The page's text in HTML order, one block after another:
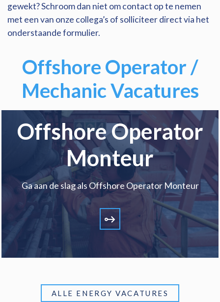
gewekt? Schroom dan niet om contact op te nemen
met een van onze collega’s of solliciteer direct via het
onderstaande formulier.
Offshore Operator /
Mechanic Vacatures
Offshore Operator
Monteur
Ga aan de slag als Offshore Operator Monteur
ALLE ENERGY VACATURES